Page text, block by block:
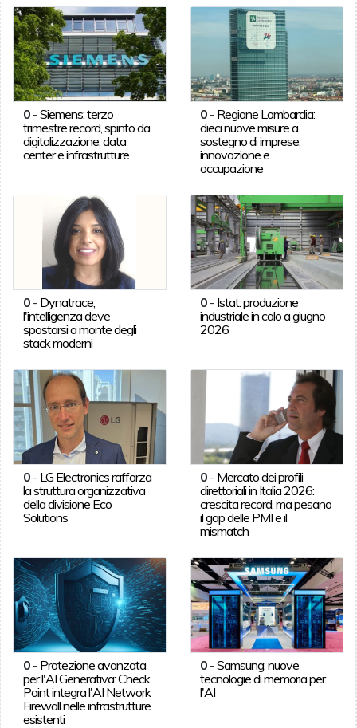
0-Siemens: terzo
trimestre record, spinto da
digitalizzazione, data
center e infrastrutture
0 - Regione Lombardia:
dieci nuove misure a
sostegno di imprese,
innovazione e
occupazione
0- Dynatrace,
l'intelligenza deve
spostarsi a monte degli
stack moderni
0 - Istat: produzione
industriale in calo a giugno
2026
0- LG Electronics rafforza
la struttura organizzativa
della divisione Eco
Solutions
0 - Mercato dei profili
direttoriali in Italia 2026:
crescita record, ma pesano
il gap delle PMI e il
mismatch
0- Protezione avanzata
per l'AI Generativa: Check
Point integra l'AI Network
Firewall nelle infrastrutture
esistenti
0 -Samsung: nuove
tecnologie di memoria per
l'AI